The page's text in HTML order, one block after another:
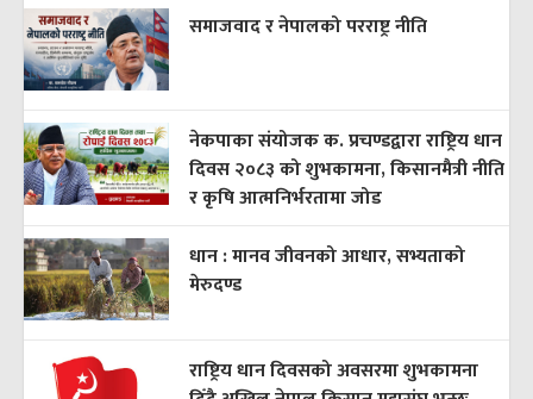
समाजवाद र नेपालको परराष्ट्र नीति
नेकपाका संयोजक क. प्रचण्डद्वारा राष्ट्रिय धान
दिवस २०८३ को शुभकामना, किसानमैत्री नीति
र कृषि आत्मनिर्भरतामा जोड
धान : मानव जीवनको आधार, सभ्यताको
मेरुदण्ड
राष्ट्रिय धान दिवसको अवसरमा शुभकामना